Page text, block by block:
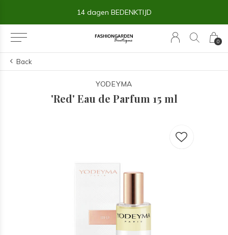
0
14 dagen BEDENKTIJD
Back
YODEYMA
'Red' Eau de Parfum 15 ml